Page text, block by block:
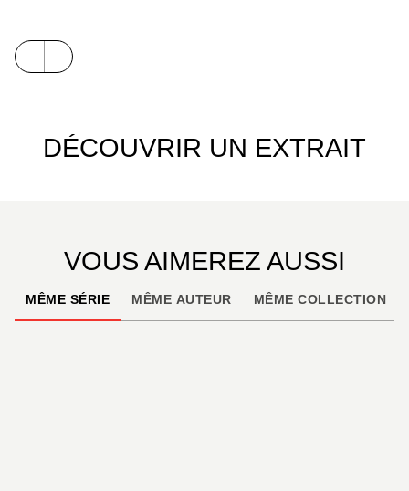
DÉCOUVRIR UN EXTRAIT
VOUS AIMEREZ AUSSI
MÊME SÉRIE MÊME AUTEUR MÊME COLLECTION